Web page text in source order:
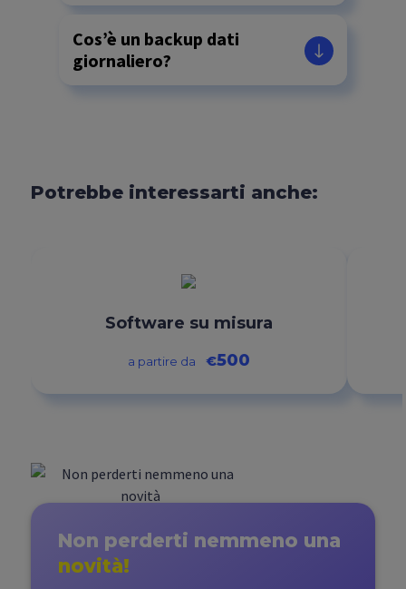
Cos’è un backup dati
giornaliero?
Potrebbe interessarti anche:
Software su misura
a partire da €500
Non perderti nemmeno una
novità!